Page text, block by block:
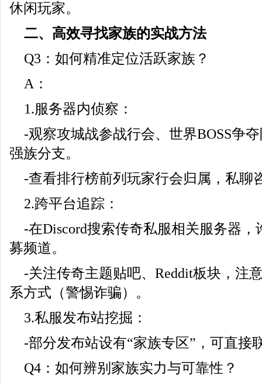
休闲玩家。
二、高效寻找家族的实战方法
Q3：如何精准定位活跃家族？
A：
1.服务器内侦察：
-观察攻城战参战行会、世界BOSS争
强族分支。
-查看排行榜前列玩家行会归属，私聊
2.跨平台追踪：
-在Discord搜索传奇私服相关服务器
募频道。
-关注传奇主题贴吧、Reddit板块，注
系方式（警惕诈骗）。
3.私服发布站挖掘：
-部分发布站设有“家族专区”，可直接
Q4：如何辨别家族实力与可靠性？